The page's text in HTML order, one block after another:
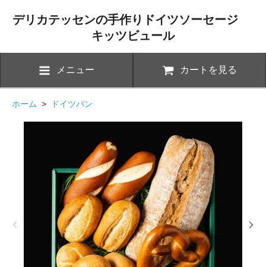
デリカテッセンの手作りドイツソーセージ
キッツビュール
メニュー カートを見る
ホーム > ドイツパン